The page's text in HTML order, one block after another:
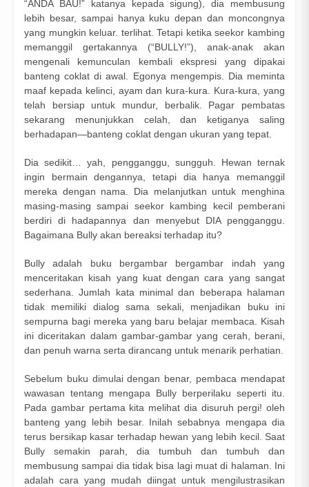
“ANDA BAU!” katanya kepada sigung), dia membusung
lebih besar, sampai hanya kuku depan dan moncongnya
yang mungkin keluar. terlihat. Tetapi ketika seekor kambing
memanggil gertakannya (“BULLY!”), anak-anak akan
mengenali kemunculan kembali ekspresi yang dipakai
banteng coklat di awal. Egonya mengempis. Dia meminta
maaf kepada kelinci, ayam dan kura-kura. Kura-kura, yang
telah bersiap untuk mundur, berbalik. Pagar pembatas
sekarang menunjukkan celah, dan ketiganya saling
berhadapan—banteng coklat dengan ukuran yang tepat.
Dia sedikit… yah, pengganggu, sungguh. Hewan ternak
ingin bermain dengannya, tetapi dia hanya memanggil
mereka dengan nama. Dia melanjutkan untuk menghina
masing-masing sampai seekor kambing kecil pemberani
berdiri di hadapannya dan menyebut DIA pengganggu.
Bagaimana Bully akan bereaksi terhadap itu?
Bully adalah buku bergambar bergambar indah yang
menceritakan kisah yang kuat dengan cara yang sangat
sederhana. Jumlah kata minimal dan beberapa halaman
tidak memiliki dialog sama sekali, menjadikan buku ini
sempurna bagi mereka yang baru belajar membaca. Kisah
ini diceritakan dalam gambar-gambar yang cerah, berani,
dan penuh warna serta dirancang untuk menarik perhatian.
Sebelum buku dimulai dengan benar, pembaca mendapat
wawasan tentang mengapa Bully berperilaku seperti itu.
Pada gambar pertama kita melihat dia disuruh pergi! oleh
banteng yang lebih besar. Inilah sebabnya mengapa dia
terus bersikap kasar terhadap hewan yang lebih kecil. Saat
Bully semakin parah, dia tumbuh dan tumbuh dan
membusung sampai dia tidak bisa lagi muat di halaman. Ini
adalah cara yang mudah diingat untuk mengilustrasikan